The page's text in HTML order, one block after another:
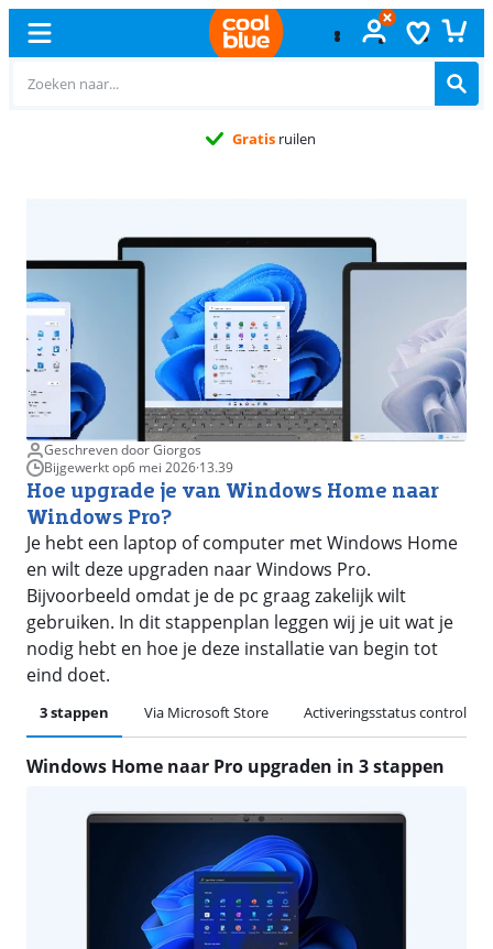
Gratisruilen
Geschreven door Giorgos
Bijgewerkt op6 mei 2026·13.39
Hoe upgrade je van Windows Home naar
Windows Pro?
Je hebt een laptop of computer met Windows Home
en wilt deze upgraden naar Windows Pro.
Bijvoorbeeld omdat je de pc graag zakelijk wilt
gebruiken. In dit stappenplan leggen wij je uit wat je
nodig hebt en hoe je deze installatie van begin tot
eind doet.
3 stappen Via Microsoft Store Activeringsstatus
Windows Home naar Pro upgraden in 3 stappen